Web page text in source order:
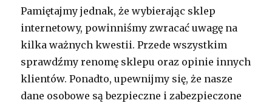
Pamiętajmy jednak, że wybierając sklep
internetowy, powinniśmy zwracać uwagę na
kilka ważnych kwestii. Przede wszystkim
sprawdźmy renomę sklepu oraz opinie innych
klientów. Ponadto, upewnijmy się, że nasze
dane osobowe są bezpieczne i zabezpieczone